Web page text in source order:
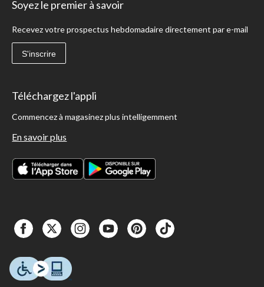
Soyez le premier à savoir
Recevez votre prospectus hebdomadaire directement par e-mail
S'inscrire
Téléchargez l'appli
Commencez à magasinez plus intelligemment
En savoir plus